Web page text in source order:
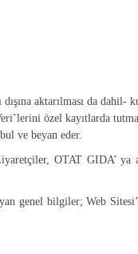
aktarılması da dahil-
özel kayıtlarda
ve beyan eder.
OTAT GIDA’ ya
genel bilgiler; Web